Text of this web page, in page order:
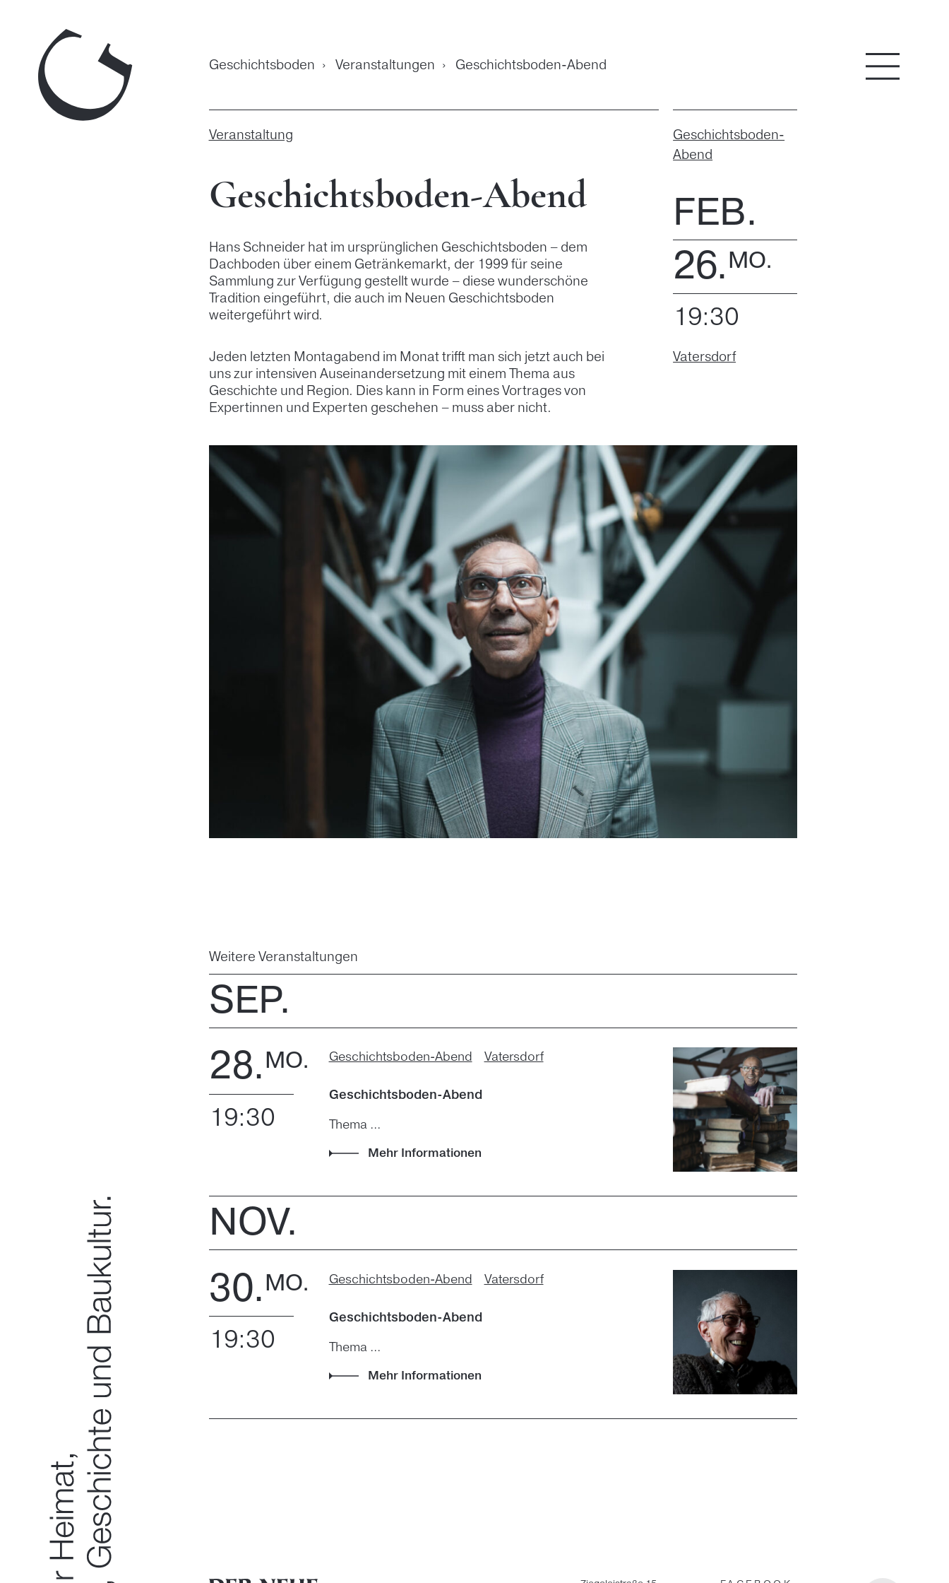
springen
Menü
Geschichtsboden › Veranstaltungen › Geschichtsboden-Abend
Veranstaltung
Geschichtsboden-Abend
Hans Schneider hat im ursprünglichen Geschichtsboden – dem
Dachboden über einem Getränkemarkt, der 1999 für seine
Sammlung zur Verfügung gestellt wurde – diese wunderschöne
Tradition eingeführt, die auch im Neuen Geschichtsboden
weitergeführt wird.
Jeden letzten Montagabend im Monat trifft man sich jetzt auch bei
uns zur intensiven Auseinandersetzung mit einem Thema aus
Geschichte und Region. Dies kann in Form eines Vortrages von
Expertinnen und Experten geschehen – muss aber nicht.
Geschichtsboden-
Abend
FEB.
26.MO.
19:30
Vatersdorf
Weitere Veranstaltungen
SEP.
28.MO.
19:30
Geschichtsboden-Abend Vatersdorf
Geschichtsboden-Abend
Thema ...
Mehr Informationen
NOV.
30.MO.
19:30
Geschichtsboden-Abend Vatersdorf
Geschichtsboden-Abend
Thema ...
Mehr Informationen